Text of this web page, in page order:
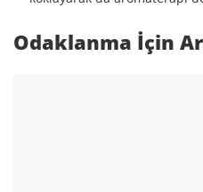
Odaklanma İçin